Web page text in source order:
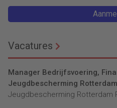
Vacatures
Manager Bedrijfsvoering,
Jeugdbescherming
Jeugdbescherming Rotterdam